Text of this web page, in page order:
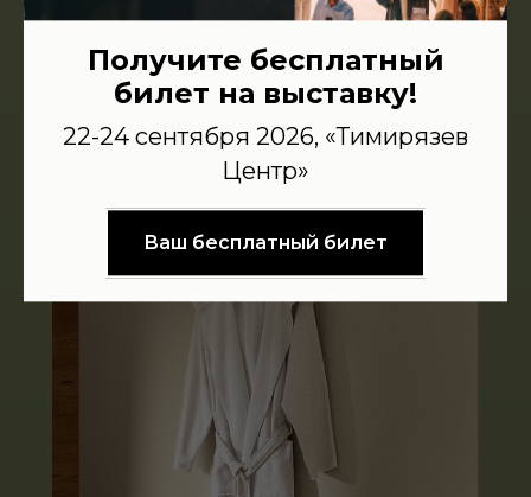
Получите бесплатный
билет на выставку!
22-24 сентября 2026, «Тимирязев
Центр»
Ваш бесплатный билет
Текстиль
для ванной комнаты
Коврики для ванной